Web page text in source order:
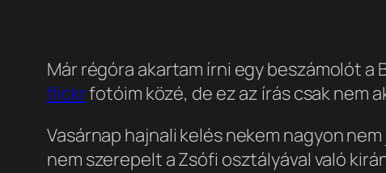
Már régóra akartam írni egy beszámolót a
flickrfotóim közé, de ez az írás csak nem
Vasárnap hajnali kelés nekem nagyon
nem szerepelt a Zsófi osztályával való